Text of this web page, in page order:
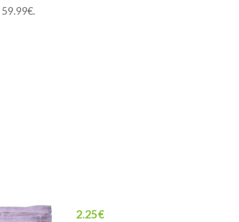
59.99€.
2.25€